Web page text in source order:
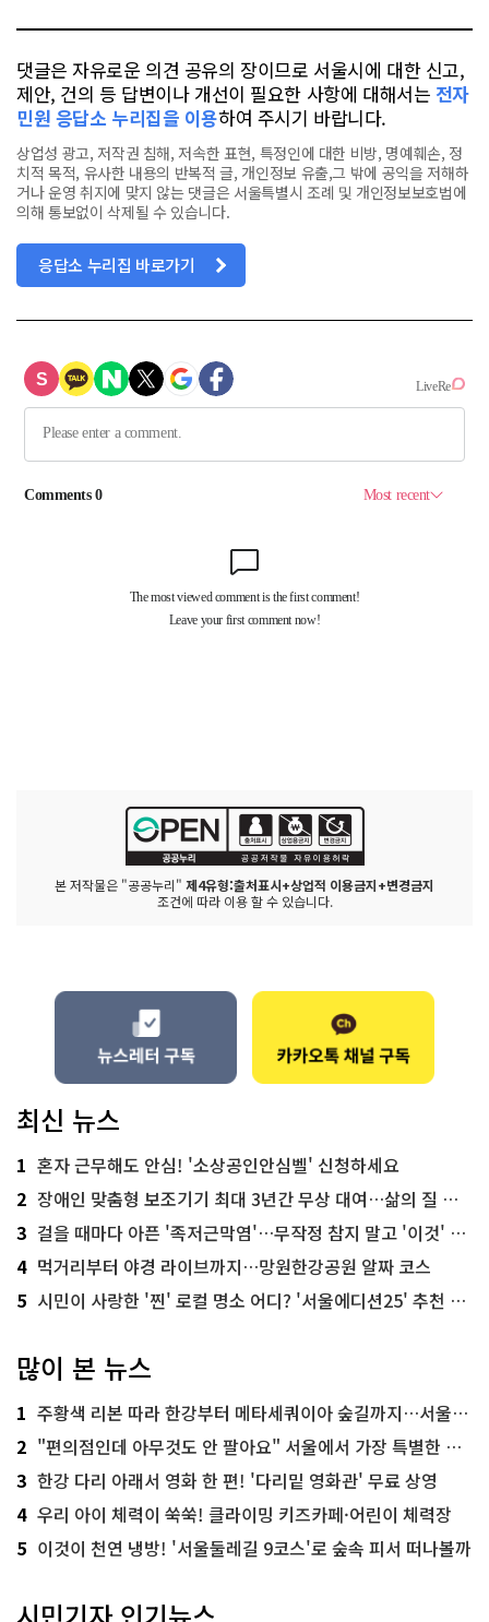
댓글은 자유로운 의견 공유의 장이므로 서울시에 대한 신고,
제안, 건의 등 답변이나 개선이 필요한 사항에 대해서는 전자
민원 응답소 누리집을 이용하여 주시기 바랍니다.
상업성 광고, 저작권 침해, 저속한 표현, 특정인에 대한 비방, 명예훼손, 정
치적 목적, 유사한 내용의 반복적 글, 개인정보 유출,그 밖에 공익을 저해하
거나 운영 취지에 맞지 않는 댓글은 서울특별시 조례 및 개인정보보호법에
의해 통보없이 삭제될 수 있습니다.
응답소 누리집 바로가기
본 저작물은 "공공누리" 제4유형:출처표시+상업적 이용금지+변경금지
조건에 따라 이용 할 수 있습니다.
최신 뉴스
1 혼자 근무해도 안심! '소상공인안심벨' 신청하세요
2 장애인 맞춤형 보조기기 최대 3년간 무상 대여…삶의 질 높인다
3 걸을 때마다 아픈 '족저근막염'…무작정 참지 말고 '이것' 해보세요!
4 먹거리부터 야경 라이브까지…망원한강공원 알짜 코스
5 시민이 사랑한 '찐' 로컬 명소 어디? '서울에디션25' 추천 코스
많이 본 뉴스
1 주황색 리본 따라 한강부터 메타세쿼이아 숲길까지…서울둘레길 15코스
2 "편의점인데 아무것도 안 팔아요" 서울에서 가장 특별한 편의점의 정체
3 한강 다리 아래서 영화 한 편! '다리밑 영화관' 무료 상영
4 우리 아이 체력이 쑥쑥! 클라이밍 키즈카페·어린이 체력장
5 이것이 천연 냉방! '서울둘레길 9코스'로 숲속 피서 떠나볼까